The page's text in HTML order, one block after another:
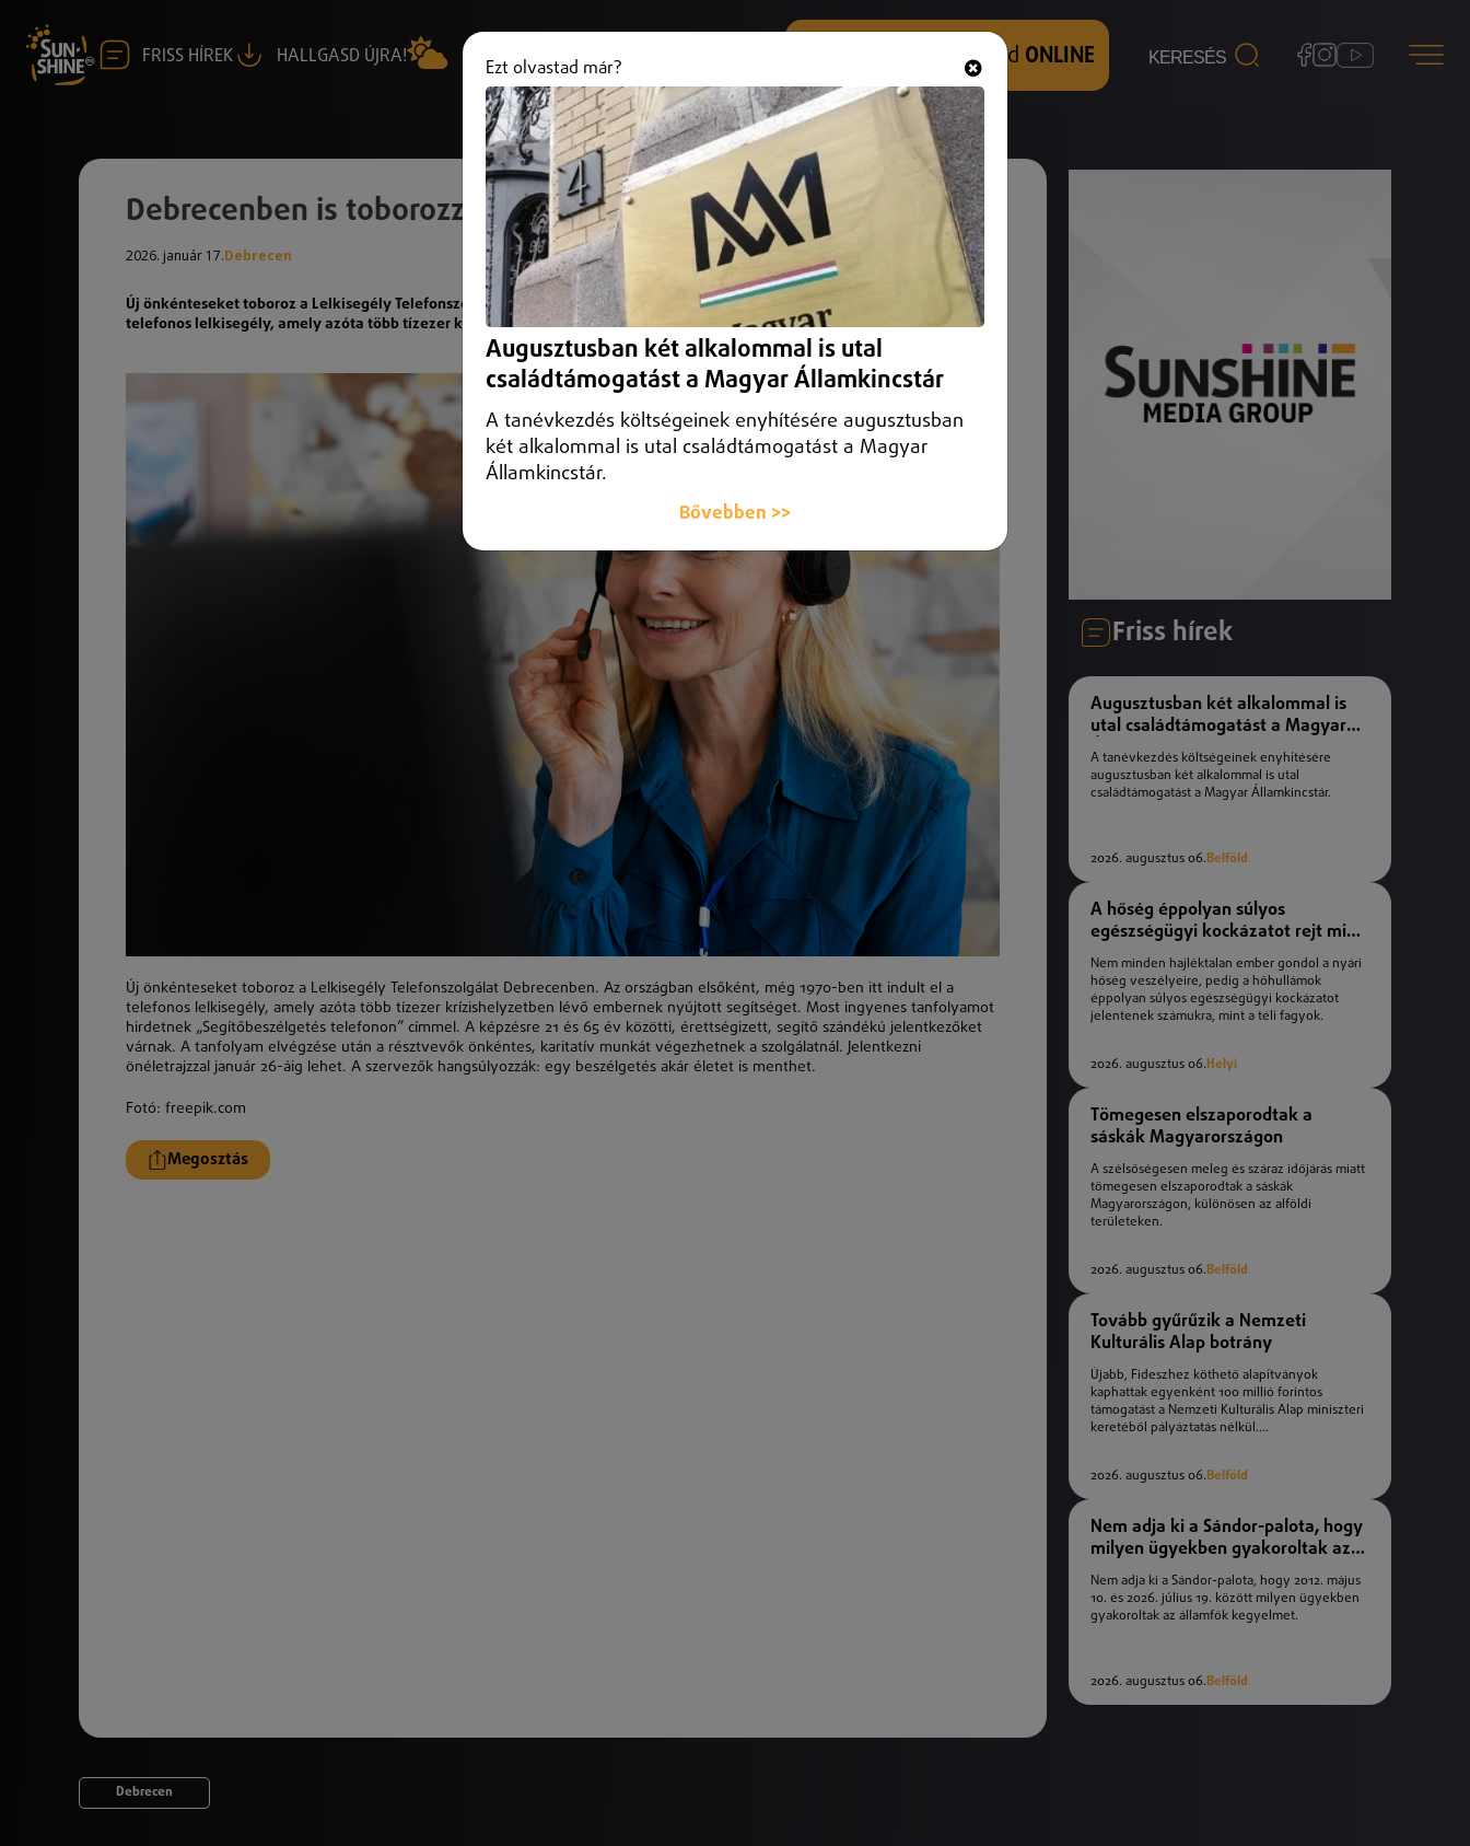
FRISS HÍREK HALLGASD ÚJRA! +36 (20) 316 3000 Hallgasd és nézd ONLINE
Debrecenben is toborozzák az életmentő lelki segítőket
2026. január 17.Debrecen
Új önkénteseket toboroz a Lelkisegély Telefonszolgálat Debrecenben. Az országban elsőként, még 1970-ben itt indult el a
telefonos lelkisegély, amely azóta több tízezer krízishelyzetben lévő embernek nyújtott segítséget.
Új önkénteseket toboroz a Lelkisegély Telefonszolgálat Debrecenben. Az országban elsőként, még 1970-ben itt indult el a
telefonos lelkisegély, amely azóta több tízezer krízishelyzetben lévő embernek nyújtott segítséget. Most ingyenes tanfolyamot
hirdetnek „Segítőbeszélgetés telefonon” címmel. A képzésre 21 és 65 év közötti, érettségizett, segítő szándékú jelentkezőket
várnak. A tanfolyam elvégzése után a résztvevők önkéntes, karitatív munkát végezhetnek a szolgálatnál. Jelentkezni
önéletrajzzal január 26-áig lehet. A szervezők hangsúlyozzák: egy beszélgetés akár életet is menthet.
Fotó: freepik.com
Megosztás
Friss hírek
Augusztusban két alkalommal is
utal családtámogatást a Magyar
Államkincstár
A tanévkezdés költségeinek enyhítésére
augusztusban két alkalommal is utal
családtámogatást a Magyar Államkincstár.
2026. augusztus 06.Belföld
A hőség éppolyan súlyos
egészségügyi kockázatot rejt mint
a téli fagyok
Nem minden hajléktalan ember gondol a nyári
hőség veszélyeire, pedig a hőhullámok
éppolyan súlyos egészségügyi kockázatot
jelentenek számukra, mint a téli fagyok.
2026. augusztus 06. Helyi
Tömegesen elszaporodtak a
sáskák Magyarországon
A szélsőségesen meleg és száraz időjárás miatt
tömegesen elszaporodtak a sáskák
Magyarországon, különösen az alföldi
területeken.
2026. augusztus 06.Belföld
Tovább gyűrűzik a Nemzeti
Kulturális Alap botrány
Újabb, Fideszhez köthető alapítványok
kaphattak egyenként 100 millió forintos
támogatást a Nemzeti Kulturális Alap miniszteri
keretéből pályáztatás nélkül....
2026. augusztus 06.Belföld
Nem adja ki a Sándor-palota, hogy
milyen ügyekben gyakoroltak az
államfők kegyelmet
Nem adja ki a Sándor-palota, hogy 2012. május
10. és 2026. július 19. között milyen ügyekben
gyakoroltak az államfők kegyelmet.
2026. augusztus 06.Belföld
Debrecen
Ezt olvastad már?
Augusztusban két alkalommal is utal
családtámogatást a Magyar Államkincstár
A tanévkezdés költségeinek enyhítésére augusztusban
két alkalommal is utal családtámogatást a Magyar
Államkincstár.
Bővebben >>